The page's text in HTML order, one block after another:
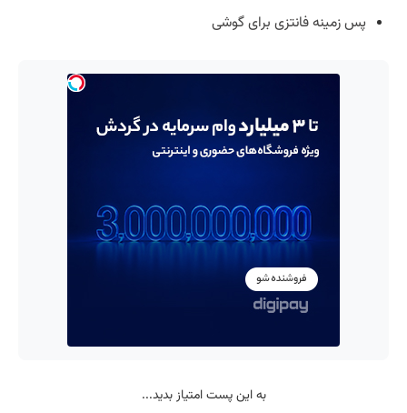
پس زمینه فانتزی برای گوشی
به این پست امتیاز بدید...